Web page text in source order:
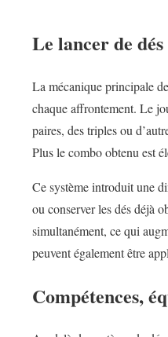
Le lancer de
La mécanique principale
chaque affrontement. Le
paires, des triples ou
Plus le combo obtenu est
Ce système introduit une
ou conserver les dés déjà
simultanément, ce qui
peuvent également être
Compétences,